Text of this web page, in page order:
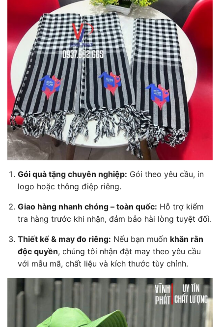
Gói quà tặng chuyên nghiệp: Gói theo yêu cầu, in
logo hoặc thông điệp riêng.
Giao hàng nhanh chóng – toàn quốc: Hỗ trợ kiểm
tra hàng trước khi nhận, đảm bảo hài lòng tuyệt đối.
Thiết kế & may đo riêng: Nếu bạn muốn khăn rằn
độc quyền, chúng tôi nhận đặt may theo yêu cầu
với mẫu mã, chất liệu và kích thước tùy chỉnh.